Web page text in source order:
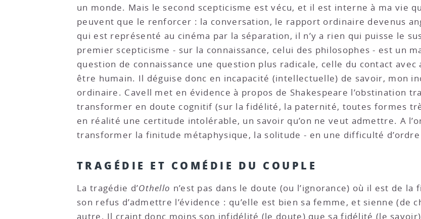
un monde. Mais le second scepticisme est vécu, et il est interne à ma vie
peuvent que le renforcer : la conversation, le rapport ordinaire devenus
qui est représenté au cinéma par la séparation, il n’y a rien qui puisse le
premier scepticisme - sur la connaissance, celui des philosophes - est un
question de connaissance une question plus radicale, celle du contact
être humain. Il déguise donc en incapacité (intellectuelle) de savoir, mon
ordinaire. Cavell met en évidence à propos de Shakespeare l’obstination
transformer en doute cognitif (sur la fidélité, la paternité, toutes formes
en réalité une certitude intolérable, un savoir qu’on ne veut admettre. A
transformer la finitude métaphysique, la solitude - en une difficulté
TRAGÉDIE ET COMÉDIE DU COUPLE
La tragédie d’Othello n’est pas dans le doute (ou l’ignorance) où il est de
son refus d’admettre l’évidence : qu’elle est bien sa femme, et sienne (de
autre. Il craint donc moins son infidélité (le doute) que sa fidélité (le